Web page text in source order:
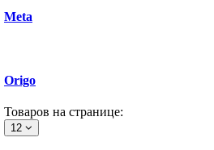
Meta
Origo
Товаров на странице:
12